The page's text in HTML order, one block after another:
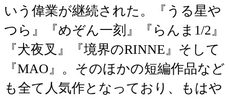
いう偉業が継続された。『うる星や
つら』『めぞん一刻』『らんま1/2』
『犬夜叉』『境界のRINNE』そして
『MAO』。そのほかの短編作品など
も全て人気作となっており、もはや